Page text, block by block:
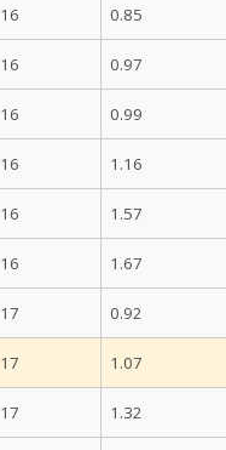
16 0.85
16 0.97
16 0.99
16 1.16
16 1.57
16 1.67
17 0.92
17 1.07
17 1.32